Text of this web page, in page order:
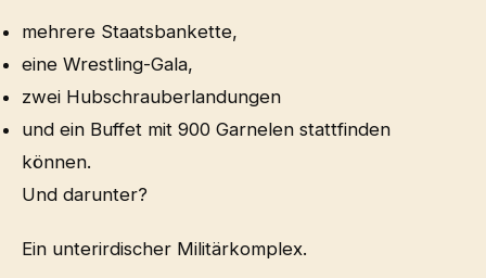
mehrere Staatsbankette,
eine Wrestling-Gala,
zwei Hubschrauberlandungen
und ein Buffet mit 900 Garnelen stattfinden
können.
Und darunter?
Ein unterirdischer Militärkomplex.